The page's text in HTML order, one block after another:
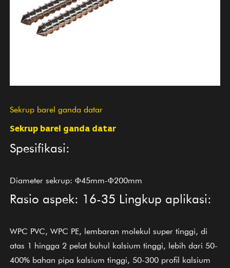
Sekrup barel ganda datar
Sekrup barel ganda datar
Spesifikasi:
Diameter sekrup: Φ45mm-Φ200mm
Rasio aspek: 16-35 Lingkup aplikasi:
WPC PVC, WPC PE, lembaran molekul super tinggi, di
atas 1 hingga 2 pelat buhul kalsium tinggi, lebih dari 50-
400% bahan pipa kalsium tinggi, 50-300 profil kalsium